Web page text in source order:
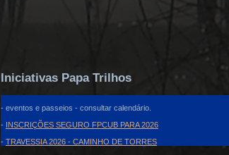
Iniciativas Papa Trilhos
- eventos e passeios - consultar calendário.
- INSCRIÇÕES SEGURO FPCUB PARA 2026
- TRAVESSIA 2026 - CAMINHO DE TORRES